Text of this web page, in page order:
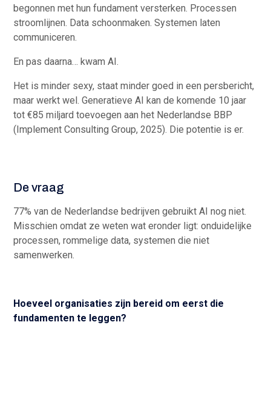
begonnen met hun fundament versterken. Processen
stroomlijnen. Data schoonmaken. Systemen laten
communiceren.
En pas daarna… kwam AI.
Het is minder sexy, staat minder goed in een persbericht,
maar werkt wel. Generatieve AI kan de komende 10 jaar
tot €85 miljard toevoegen aan het Nederlandse BBP
(Implement Consulting Group, 2025). Die potentie is er.
De vraag
77% van de Nederlandse bedrijven gebruikt AI nog niet.
Misschien omdat ze weten wat eronder ligt: onduidelijke
processen, rommelige data, systemen die niet
samenwerken.
Hoeveel organisaties zijn bereid om eerst die
fundamenten te leggen?